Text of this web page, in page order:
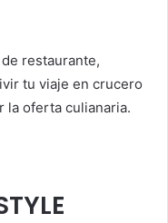
restaurante,
tu viaje en crucero
la oferta culianaria.